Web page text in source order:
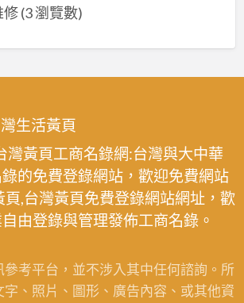
修(3 瀏覽數)
生活黃頁
灣黃頁工商名錄網:台灣與大中華
的免費登錄網站，歡迎免費網站
頁,台灣黃頁免費登錄網站網址，歡
由登錄與管理發佈工商名錄。
考平台，並不涉入其中任何諮詢。所
、照片、圖形、廣告內容、或其他資